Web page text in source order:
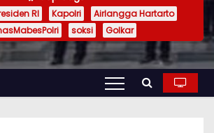
RI Kapolri
Airlangga Hartarto
soksi Golkar